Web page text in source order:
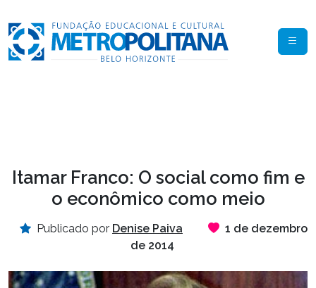
Itamar Franco: O social como fim e
o econômico como meio
Publicado por Denise Paiva
1 de dezembro
de 2014